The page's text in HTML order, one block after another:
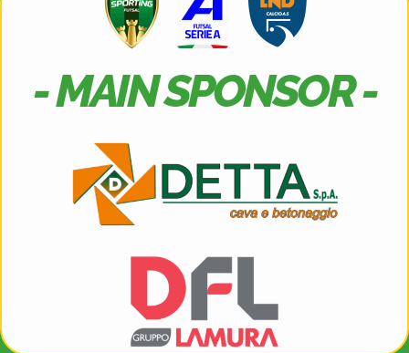
- MAIN SPONSOR -